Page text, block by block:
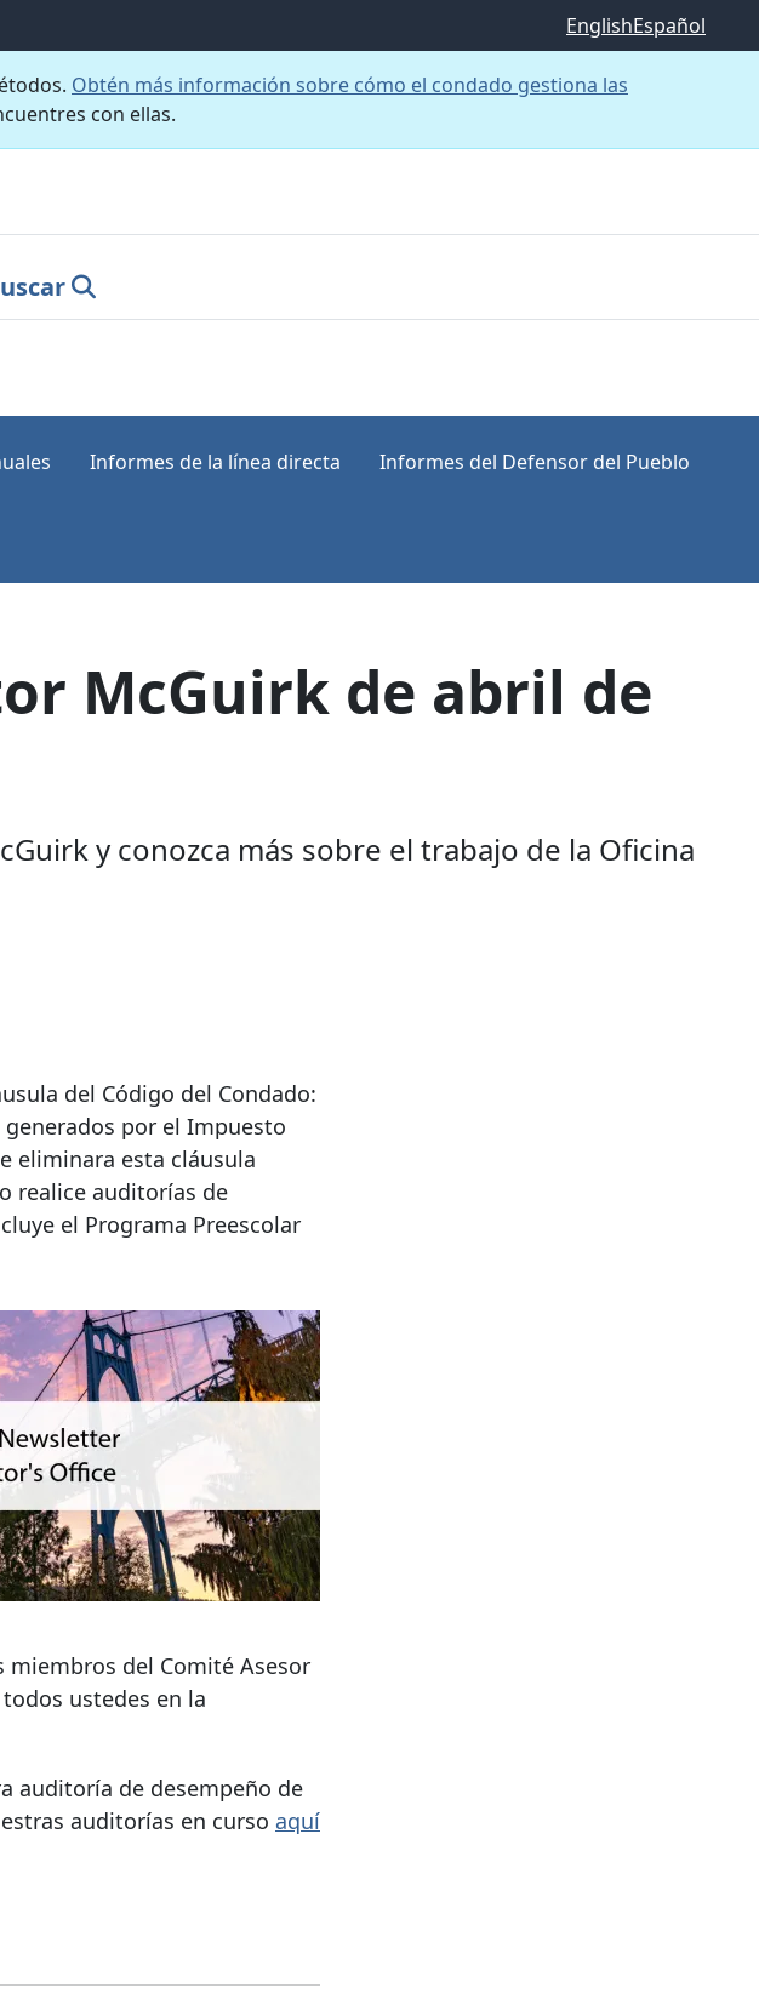
EnglishEspañol
Obtén más información sobre cómo el condado gestiona las
con ellas.
Informes de la línea directa Informes del Defensor del Pueblo
McGuirk de abril de
y conozca más sobre el trabajo de la Oficina
del Código del Condado:
por el Impuesto
eliminara esta cláusula
realice auditorías de
el Programa Preescolar
miembros del Comité Asesor
ustedes en la
auditoría de desempeño de
auditorías en curso aquí